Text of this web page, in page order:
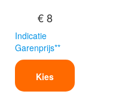
€ 8
Indicatie
Garenprijs**
Kies